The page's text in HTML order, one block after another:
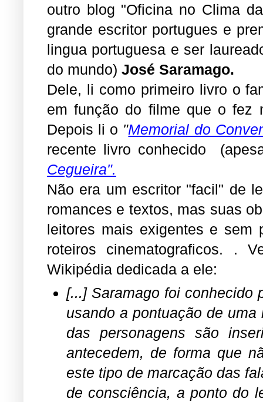
outro blog "Oficina no Clima
grande escritor portugues e
lingua portuguesa e ser
do mundo) José Saramago.
Dele, li como primeiro livro o
em função do filme que o fez
Depois li o "Memorial do
recente livro conhecido
Cegueira".
Não era um escritor "facil" de
romances e textos, mas suas
leitores mais exigentes e sem
roteiros cinematograficos. .
Wikipédia dedicada a ele:
[...] Saramago foi conhecido
usando a pontuação de
das personagens são
antecedem, de forma que
este tipo de marcação das
de consciência, a ponto do